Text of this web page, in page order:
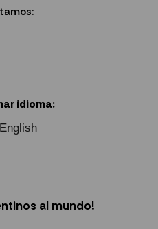
idioma:
English
al mundo!